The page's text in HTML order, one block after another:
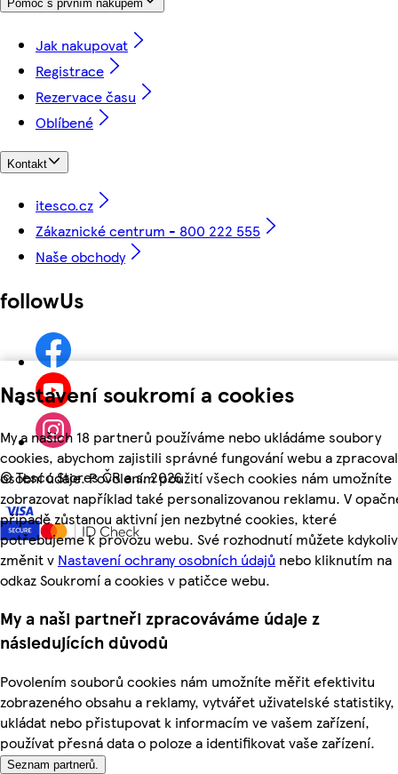
Nastavení soukromí a cookies
My a našich 18 partnerů používáme nebo ukládáme soubory
cookies, abychom zajistili správné fungování webu a
osobní údaje. Povolením použití všech cookies nám umožníte
zobrazovat například také personalizovanou reklamu. V
případě zůstanou aktivní jen nezbytné cookies, které
potřebujeme k provozu webu. Své rozhodnutí můžete kdykoliv
změnit v Nastavení ochrany osobních údajů nebo kliknutím na
odkaz Soukromí a cookies v patičce webu.
My a naši partneři zpracováváme údaje z
následujících důvodů
Povolením souborů cookies nám umožníte měřit efektivitu
zobrazeného obsahu a reklamy, vytvářet uživatelské statistiky,
ukládat nebo přistupovat k informacím ve vašem zařízení,
používat přesná data o poloze a identifikovat vaše zařízení.
Seznam partnerů.
Pomoc s prvním nákupem
Jak nakupovat
Registrace
Rezervace času
Oblíbené
Kontakt
itesco.cz
Zákaznické centrum - 800 222 555
Naše obchody
followUs
©Tesco Stores ČR a.s. 2026